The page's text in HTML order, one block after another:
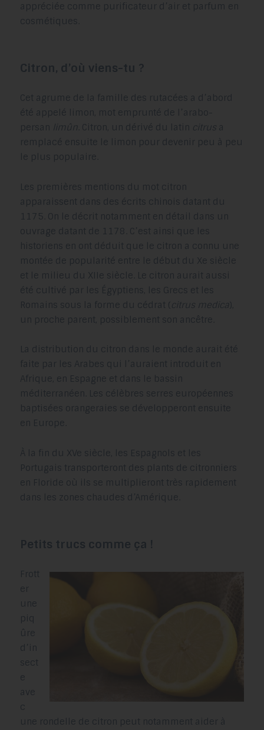
appréciée comme purificateur d’air et parfum en
cosmétiques.
Citron, d’où viens-tu ?
Cet agrume de la famille des rutacées a d’abord
été appelé limon, mot emprunté de l’arabo-
persan
limûn . Citron, un dérivé du latin citrus a
remplacé ensuite le limon pour devenir peu à peu
le plus populaire.
Les premières mentions du mot citron
apparaissent dans des écrits chinois datant du
1175. On le décrit notamment en détail dans un
ouvrage datant de 1178. C’est ainsi que les
historiens en ont déduit que le citron a connu une
montée de popularité entre le début du Xe siècle
et le milieu du XIIe siècle. Le citron aurait aussi
été cultivé par les Égyptiens, les Grecs et les
Romains sous la forme du cédrat ( citrus medica ),
un proche parent, possiblement son ancêtre.
La distribution du citron dans le monde aurait été
faite par les Arabes qui l’auraient introduit en
Afrique, en Espagne et dans le bassin
méditerranéen. Les célèbres serres européennes
baptisées orangeraies se développeront ensuite
en Europe.
À la fin du XVe siècle, les Espagnols et les
Portugais transporteront des plants de citronniers
en Floride où ils se multiplieront très rapidement
dans les zones chaudes d’Amérique.
Petits trucs comme ça !
Frott
er
une
piq
ûre
d’in
sect
e
ave
c
une rondelle de citron peut notamment aider à